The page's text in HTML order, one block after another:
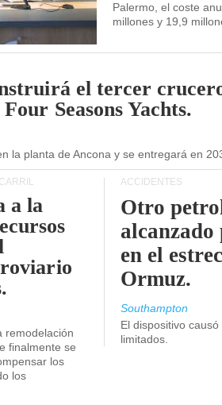
Palermo, el coste
millones y 19,9
el tercer
Seasons Yachts.
la planta de Ancona y se entregará en
a la
remodelación
finalmente se
los
los
ACCIDENTES
Otro
en el
Ormuz.
Southampton
El dispositivo
limitados.